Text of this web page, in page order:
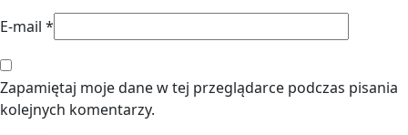
E-mail *
Zapamiętaj moje dane w tej przeglądarce podczas pisania
kolejnych komentarzy.